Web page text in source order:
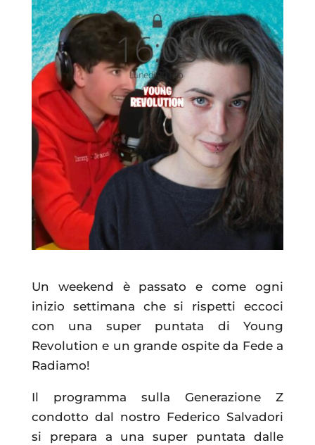
Un weekend è passato e come ogni
inizio settimana che si rispetti eccoci
con una super puntata di Young
Revolution e un grande ospite da Fede a
Radiamo!
Il programma sulla Generazione Z
condotto dal nostro Federico Salvadori
si prepara a una super puntata dalle